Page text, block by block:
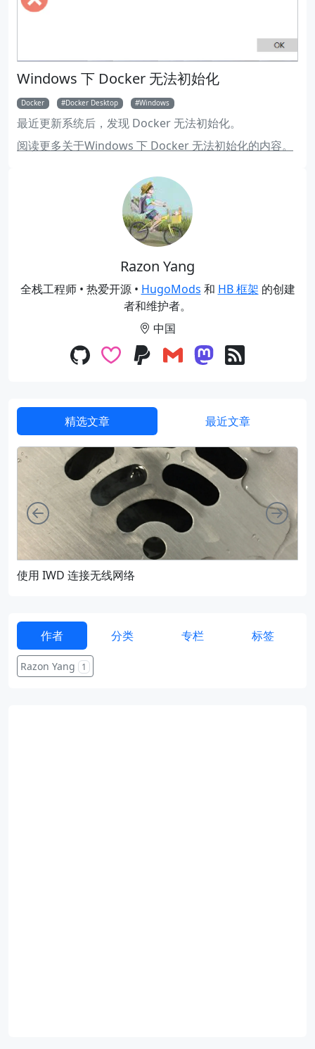
Windows 下 Docker 无法初始化
Docker Docker Desktop Windows
最近更新系统后，发现 Docker 无法初始化。
阅读更多关于Windows 下 Docker 无法初始化的内容。
Razon Yang
全栈工程师 • 热爱开源 • HugoMods 和 HB 框架 的创建
者和维护者。
中国
精选文章 最近文章
使用 IWD 连接无线网络
向左 向右
作者 分类 专栏 标签
Razon Yang 1